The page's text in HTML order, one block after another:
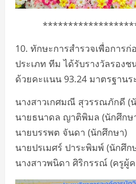
10. ทักษะการสำรวจเพื่อการก่
ประเภท ทีม ได้รับรางวัลรองช
ด้วยคะแนน 93.24 มาตรฐาน
นางสาวเกศมณี สุวรรณภักดี (
นายธนาดล ญาติพิมล (นักศึกษ
นายบรรพต จันดา (นักศึกษา)
นายปรเมศร์ ปาระพิมพ์ (นักศึก
นางสาวพนิดา ศิริกรรณ์ (ครูผู้